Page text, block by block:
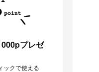
プレゼ
ックで使える